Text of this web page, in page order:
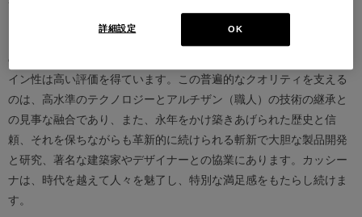
ト・カッシーナによってカッシーナ社が設立されると、5０年代には
の最も重要な美術館にコレクションされるなど、その完成度とデザ
イン性は高い評価を得ています。この普遍的なクオリティを支える
のは、高水準のテクノロジーとアルチザン（職人）の技術の継承と
の見事な融合であり、また、永年をかけ築きあげられた歴史と信
頼、それを保ちながらも革新的に続けられる斬新で大胆な製品開発
と研究、著名な建築家やデザイナーとの協業にあります。カッシー
ナは、時代を越えて人々を魅了し、特別な満足感をもたらし続けま
す。
OK
詳細設定